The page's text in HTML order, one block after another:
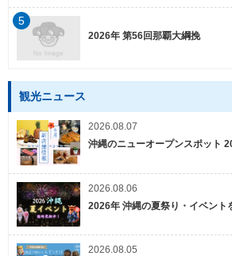
2026年 第56回那覇大綱挽
5
観光ニュース
2026.08.07
沖縄のニューオープンスポット
2026.08.06
2026年 沖縄の夏祭り・イベント
2026.08.05